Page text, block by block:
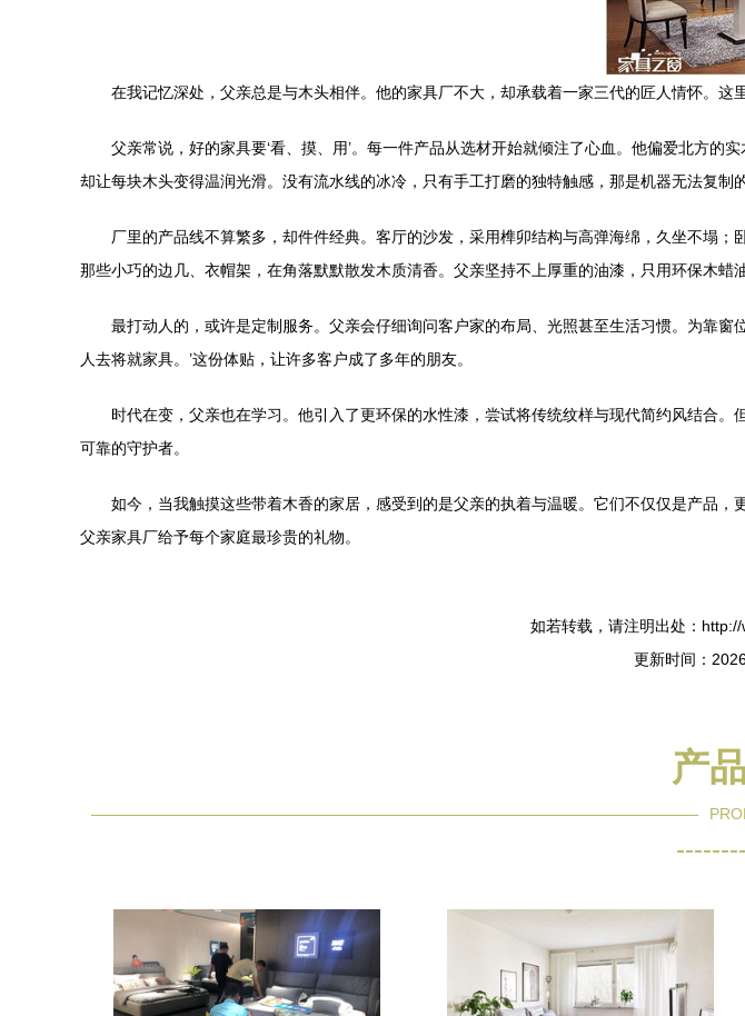
在我记忆深处，父亲总是与木头相伴。他的家具厂不大，却承载着一家三代的匠人情怀。这
父亲常说，好的家具要‘看、摸、用’。每一件产品从选材开始就倾注了心血。他偏爱北方
却让每块木头变得温润光滑。没有流水线的冰冷，只有手工打磨的独特触感，那是机器无法复制的
厂里的产品线不算繁多，却件件经典。客厅的沙发，采用榫卯结构与高弹海绵，久坐不塌
那些小巧的边几、衣帽架，在角落默默散发木质清香。父亲坚持不上厚重的油漆，只用环保木蜡
最打动人的，或许是定制服务。父亲会仔细询问客户家的布局、光照甚至生活习惯。为靠
人去将就家具。’这份体贴，让许多客户成了多年的朋友。
时代在变，父亲也在学习。他引入了更环保的水性漆，尝试将传统纹样与现代简约风结合
可靠的守护者。
如今，当我触摸这些带着木香的家居，感受到的是父亲的执着与温暖。它们不仅仅是产品
父亲家具厂给予每个家庭最珍贵的礼物。
如若转载，请注明出处：
更新时间：
产